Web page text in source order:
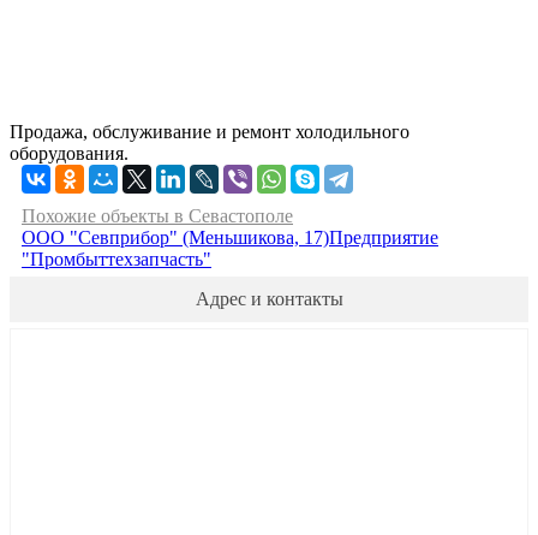
Продажа, обслуживание и ремонт холодильного
оборудования.
Похожие объекты в Севастополе
ООО "Севприбор" (Меньшикова, 17)Предприятие
"Промбыттехзапчасть"
Адрес и контакты